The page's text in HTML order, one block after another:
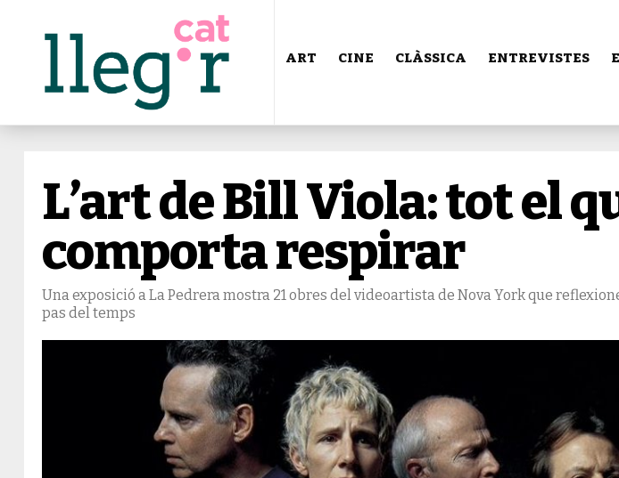
ART CINE CLÀSSICA ENTREVISTES
L’art de Bill Viola: tot el
comporta respirar
Una exposició a La Pedrera mostra 21 obres del videoartista de Nova York que
pas del temps